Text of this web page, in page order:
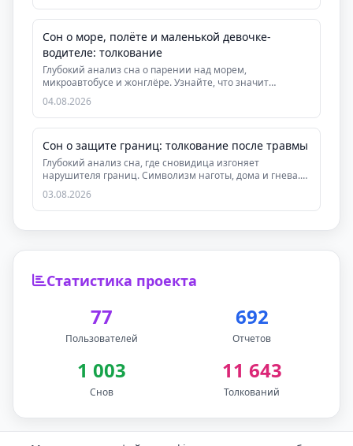
Сон о море, полёте и маленькой девочке-
водителе: толкование
Глубокий анализ сна о парении над морем,
микроавтобусе и жонглёре. Узнайте, что значит
доверять внут...
04.08.2026
Сон о защите границ: толкование после травмы
Глубокий анализ сна, где сновидица изгоняет
нарушителя границ. Символизм наготы, дома и гнева.
Как с...
03.08.2026
Статистика проекта
77
Пользователей
692
Отчетов
1 003
Снов
11 643
Толкований